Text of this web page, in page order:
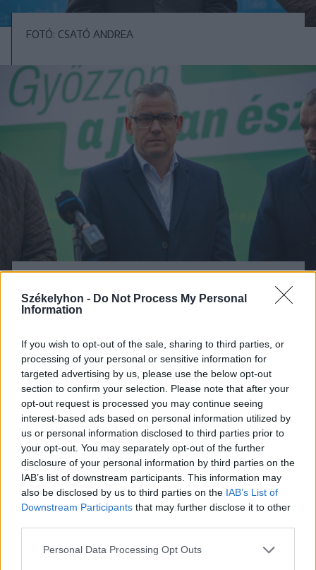
Székelyhon - Do Not Process My Personal
Information
If you wish to opt-out of the sale, sharing to third parties, or
processing of your personal or sensitive information for
targeted advertising by us, please use the below opt-out
section to confirm your selection. Please note that after your
opt-out request is processed you may continue seeing
interest-based ads based on personal information utilized by
us or personal information disclosed to third parties prior to
your opt-out. You may separately opt-out of the further
disclosure of your personal information by third parties on the
IAB’s list of downstream participants. This information may
also be disclosed by us to third parties on the IAB’s List of
Downstream Participants that may further disclose it to other
Personal Data Processing Opt Outs
FOTÓ: CSATÓ ANDREA
FOTÓ: CSATÓ ANDREA